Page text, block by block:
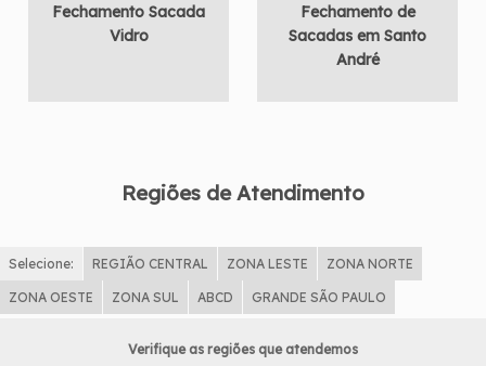
Fechamento Sacada
Vidro
Fechamento de
Sacadas em Santo
André
Regiões de Atendimento
Selecione: REGIÃO CENTRAL ZONA LESTE ZONA NORTE
ZONA OESTE ZONA SUL ABCD GRANDE SÃO PAULO
Verifique as regiões que atendemos